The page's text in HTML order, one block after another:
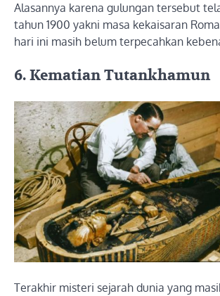
Alasannya karena gulungan tersebut
tahun 1900 yakni masa kekaisaran
hari ini masih belum terpecahkan
6. Kematian Tutankhamun
Terakhir misteri sejarah dunia yang